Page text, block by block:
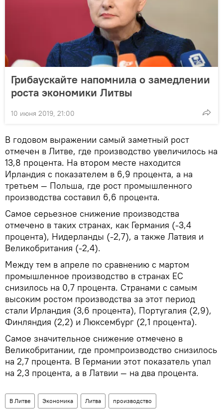
Грибаускайте напомнила о замедлении
роста экономики Литвы
10 июня 2019, 21:00
В годовом выражении самый заметный рост
отмечен в Литве, где производство увеличилось на
13,8 процента. На втором месте находится
Ирландия с показателем в 6,9 процента, а на
третьем — Польша, где рост промышленного
производства составил 6,6 процента.
Самое серьезное снижение производства
отмечено в таких странах, как Германия (-3,4
процента), Нидерланды (-2,7), а также Латвия и
Великобритания (-2,4).
Между тем в апреле по сравнению с мартом
промышленное производство в странах ЕС
снизилось на 0,7 процента. Странами с самым
высоким ростом производства за этот период
стали Ирландия (3,6 процента), Португалия (2,9),
Финляндия (2,2) и Люксембург (2,1 процента).
Самое значительное снижение отмечено в
Великобритании, где промпроизводство снизилось
на 2,7 процента. В Германии этот показатель упал
на 2,3 процента, а в Латвии — на два процента.
В Литве Экономика Литва производство